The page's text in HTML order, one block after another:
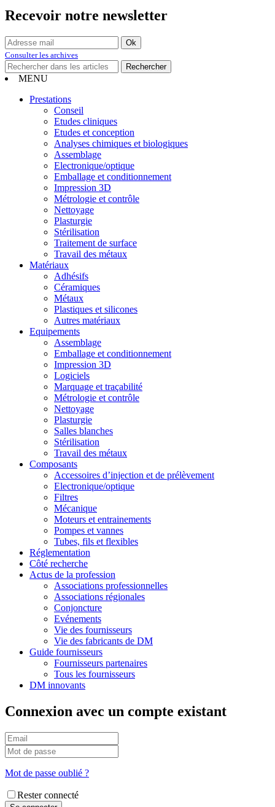
Recevoir notre newsletter
Consulter les archives
MENU
Prestations
Conseil
Etudes cliniques
Etudes et conception
Analyses chimiques et biologiques
Assemblage
Electronique/optique
Emballage et conditionnement
Impression 3D
Métrologie et contrôle
Nettoyage
Plasturgie
Stérilisation
Traitement de surface
Travail des métaux
Matériaux
Adhésifs
Céramiques
Métaux
Plastiques et silicones
Autres matériaux
Equipements
Assemblage
Emballage et conditionnement
Impression 3D
Logiciels
Marquage et traçabilité
Métrologie et contrôle
Nettoyage
Plasturgie
Salles blanches
Stérilisation
Travail des métaux
Composants
Accessoires d’injection et de prélèvement
Electronique/optique
Filtres
Mécanique
Moteurs et entrainements
Pompes et vannes
Tubes, fils et flexibles
Réglementation
Côté recherche
Actus de la profession
Associations professionnelles
Associations régionales
Conjoncture
Evénements
Vie des fournisseurs
Vie des fabricants de DM
Guide fournisseurs
Fournisseurs partenaires
Tous les fournisseurs
DM innovants
Connexion avec un compte existant
Mot de passe oublié ?
Rester connecté